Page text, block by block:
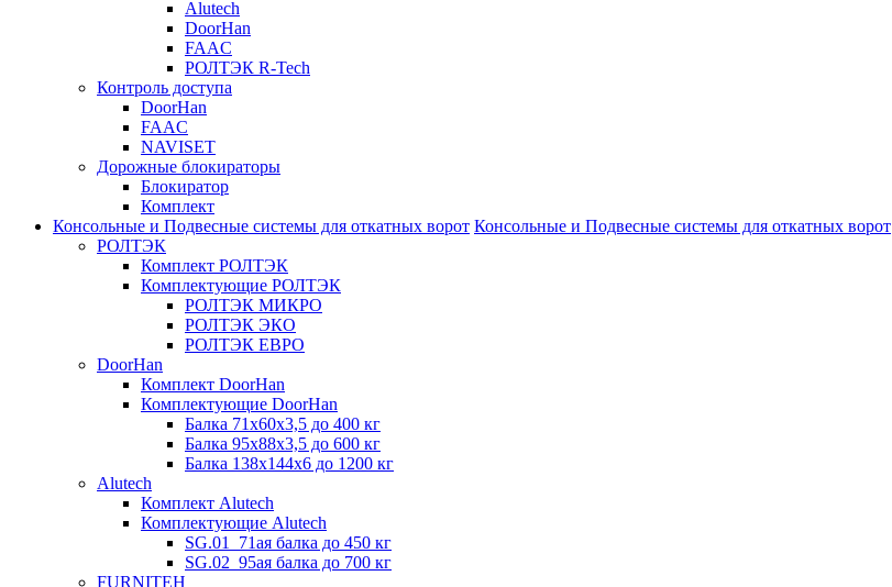
Alutech
DoorHan
FAAC
РОЛТЭК R-Tech
Контроль доступа
DoorHan
FAAC
NAVISET
Дорожные блокираторы
Блокиратор
Комплект
Консольные и Подвесные системы для откатных ворот Консольные и Подвесные системы для откатных ворот
РОЛТЭК
Комплект РОЛТЭК
Комплектующие РОЛТЭК
РОЛТЭК МИКРО
РОЛТЭК ЭКО
РОЛТЭК ЕВРО
DoorHan
Комплект DoorHan
Комплектующие DoorHan
Балка 71х60х3,5 до 400 кг
Балка 95х88х3,5 до 600 кг
Балка 138х144х6 до 1200 кг
Alutech
Комплект Alutech
Комплектующие Alutech
SG.01_71ая балка до 450 кг
SG.02_95ая балка до 700 кг
FURNITEH